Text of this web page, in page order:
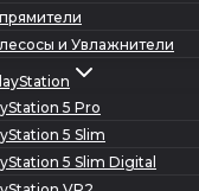
и Увлажнители
5 Pro
5 Slim
5 Slim Digital